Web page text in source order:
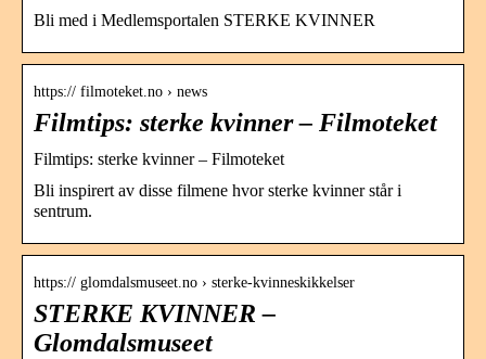
Bli med i Medlemsportalen STERKE KVINNER
https:// filmoteket.no › news
Filmtips: sterke kvinner – Filmoteket
Filmtips: sterke kvinner – Filmoteket
Bli inspirert av disse filmene hvor sterke kvinner står i
sentrum.
https:// glomdalsmuseet.no › sterke-kvinneskikkelser
STERKE KVINNER –
Glomdalsmuseet